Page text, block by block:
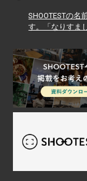
SHOOTESTの名
す。「なりすま